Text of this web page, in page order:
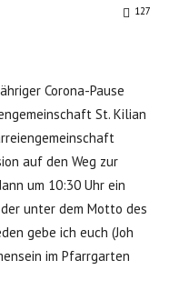
127
Corona-Pause
St. Kilian
auf den Weg zur
um 10:30 Uhr ein
unter dem Motto des
gebe ich euch (Joh
im Pfarrgarten